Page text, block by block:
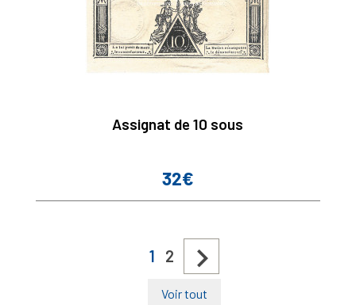
Assignat de 10 sous
Prix
32€
1 2 
Voir tout